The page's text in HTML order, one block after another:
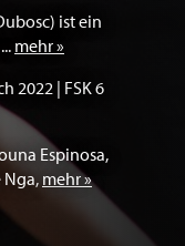
ist ein
mehr »
2022 | FSK 6
Espinosa,
, mehr »